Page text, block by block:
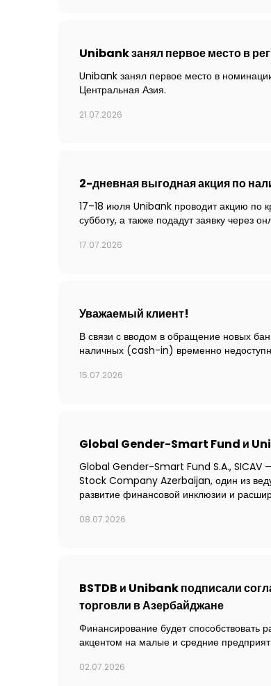
Unibank занял первое место в
Unibank занял первое место в
Центральная Азия.
21.07.2026
2-дневная выгодная акция по
17–18 июля Unibank проводит акцию по
субботу, а также подадут заявку через
17.07.2026
Уважаемый клиент!
В связи с вводом в обращение новых
наличных (cash-in) временно
15.07.2026
Global Gender-Smart Fund и
Global Gender-Smart Fund S.A., SICAV
Stock Company Azerbaijan, один из
развитие финансовой инклюзии и
08.07.2026
BSTDB и Unibank подписали
торговли в Азербайджане
Финансирование будет способствовать
акцентом на малые и средние
02.07.2026